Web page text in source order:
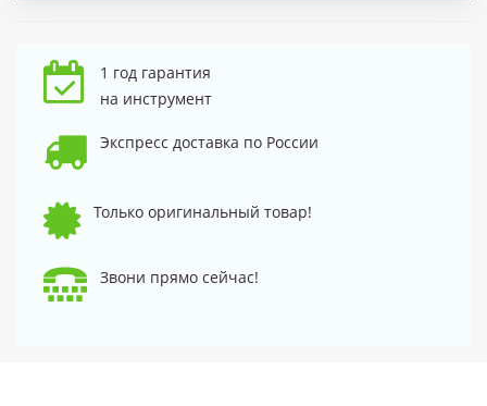
1 год гарантия
на инструмент
Экспресс доставка по России
Только оригинальный товар!
Звони прямо сейчас!